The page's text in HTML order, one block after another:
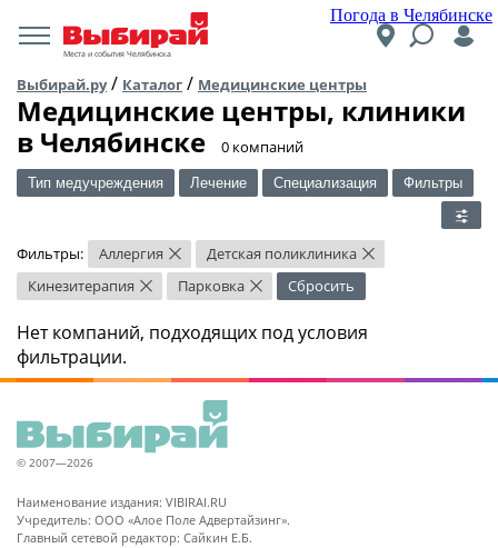
Погода в Челябинске
Места и события Челябинска
Выбирай.ру/ Каталог / Медицинские центры
Медицинские центры, клиники
в Челябинске
​0 компаний
Тип медучреждения Лечение Специализация Фильтры
Фильтры: Аллергия × Детская поликлиника ×
Кинезитерапия × Парковка × Сбросить
Нет компаний, подходящих под условия
фильтрации.
© 2007—2026
Наименование издания: VIBIRAI.RU
Учредитель: ООО «Алое Поле Адвертайзинг».
Главный сетевой редактор: Сайкин Е.Б.